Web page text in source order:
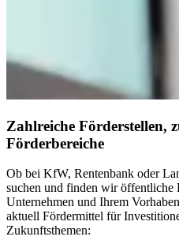
Zahlreiche Förderstellen,
Förderbereiche
Ob bei KfW, Rentenbank oder
suchen und finden wir öffentliche
Unternehmen und Ihrem
aktuell Fördermittel für
Zukunftsthemen: